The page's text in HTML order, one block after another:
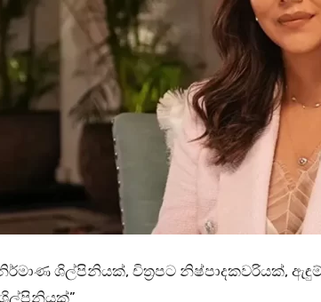
ශිල්පිනියක්, චිත්‍රපට නිෂ්පාදකවරියක්,